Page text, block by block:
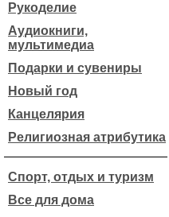
Рукоделие
Аудиокниги,
мультимедиа
Подарки и сувениры
Новый год
Канцелярия
Религиозная атрибутика
Спорт, отдых и туризм
Все для дома